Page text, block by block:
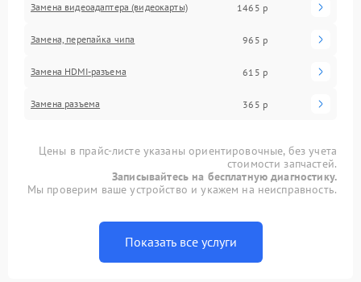
Замена видеоадаптера (видеокарты) 1465 р
Замена, перепайка чипа 965 р
Замена HDMI-разъема 615 р
Замена разъема 365 р
Цены в прайс-листе указаны ориентировочные, без учета
стоимости запчастей.
Записывайтесь на бесплатную диагностику.
Мы проверим ваше устройство и укажем на неисправность.
Показать все услуги